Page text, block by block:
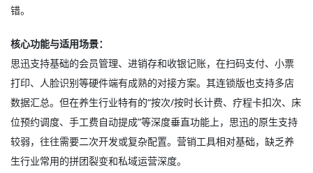
错。
核心功能与适用场景：
思迅支持基础的会员管理、进销存和收银记账，在扫码支付、小票
打印、人脸识别等硬件端有成熟的对接方案。其连锁版也支持多店
数据汇总。但在养生行业特有的“按次/按时长计费、疗程卡扣次、床
位预约调度、手工费自动提成”等深度垂直功能上，思迅的原生支持
较弱，往往需要二次开发或复杂配置。营销工具相对基础，缺乏养
生行业常用的拼团裂变和私域运营深度。